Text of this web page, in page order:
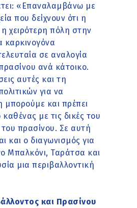
«Επαναλαμβάνω με
που δείχνουν ότι η
χειρότερη πόλη στην
σε αναλογία
ανά κάτοικο.
αυτές και τη
για να
μπορούμε και πρέπει
με τις δικές του
πρασίνου. Σε αυτή
και ο διαγωνισμός για
Μπαλκόνι, Ταράτσα και
μια περιβαλλοντική
και Πρασίνου